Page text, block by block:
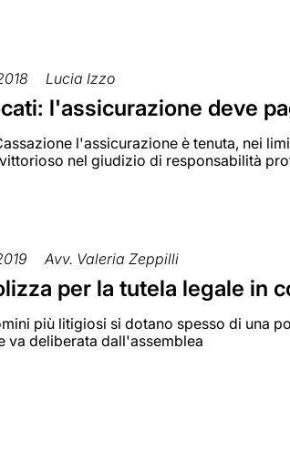
Lucia Izzo
l'assicurazione deve
l'assicurazione è tenuta, nei
nel giudizio di responsabilità
Avv. Valeria Zeppilli
per la tutela legale in
più litigiosi si dotano spesso di una
va deliberata dall'assemblea